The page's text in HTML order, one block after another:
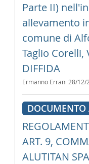
Parte II)
allevamento
comune di
Taglio Corelli,
DIFFIDA
Ermanno Errani 28/12/
DOCUMENTO
ART. 9,
ALUTITAN